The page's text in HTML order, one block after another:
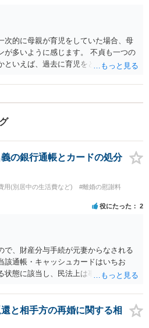
次的に母親が育児をしていた場合、母
が多いように感じます。 不貞も一つの
といえば、過去に育児をどちらが主と
の銀行通帳とカードの処分
用(別居中の生活費など)
#離婚の慰謝料
役にたった 2
で、財産分与手続が元妻からなされる
該通帳・キャッシュカードはいちお
状態に該当し、民法上は事務管理（597
えとしては元妻の了解なく処分するこ
ってしまいます。
と相手方の再婚に関する相